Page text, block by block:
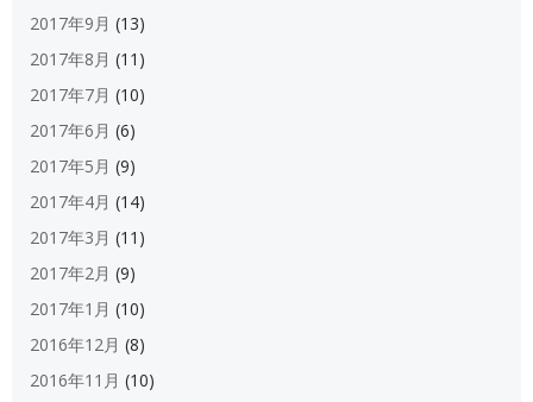
2017年9月 (13)
2017年8月 (11)
2017年7月 (10)
2017年6月 (6)
2017年5月 (9)
2017年4月 (14)
2017年3月 (11)
2017年2月 (9)
2017年1月 (10)
2016年12月 (8)
2016年11月 (10)